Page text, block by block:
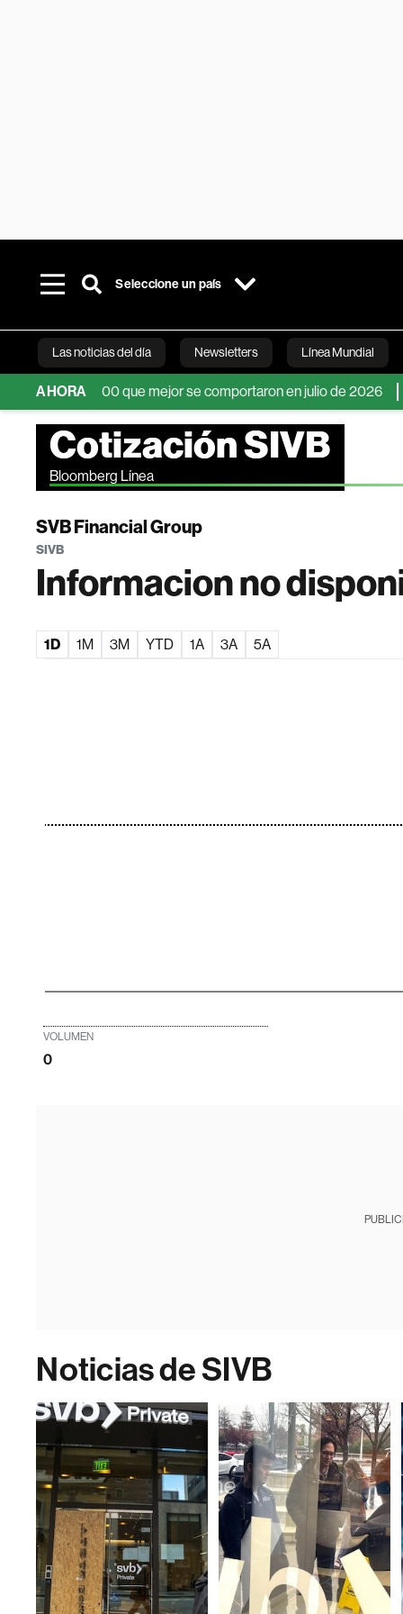
Seleccione un país
Las noticias del día Newsletters Línea Mundial
Bloomberg
AHORA
S&P 500 que mejor se comportaron en julio de 2026 Dow
Cotización SIVB
Bloomberg Línea
SVB Financial Group
SIVB
Informacion no
1D 1M 3M YTD 1A 3A 5A
VOLUMEN
0
Noticias de SIVB